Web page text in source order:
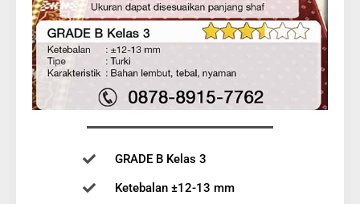
GRADE B Kelas 3
Ketebalan ±12-13 mm